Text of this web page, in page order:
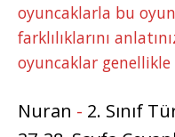
oyuncaklarla bu
farklılıklarını
oyuncaklar
Nuran - 2. Sınıf